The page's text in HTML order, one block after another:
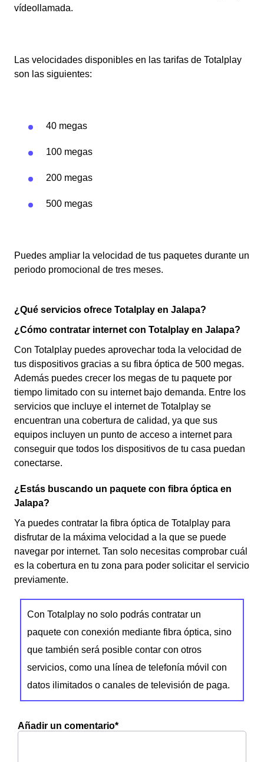
vídeollamada.
Las velocidades disponibles en las tarifas de Totalplay
son las siguientes:
40 megas
100 megas
200 megas
500 megas
Puedes ampliar la velocidad de tus paquetes durante un
periodo promocional de tres meses.
¿Qué servicios ofrece Totalplay en Jalapa?
¿Cómo contratar internet con Totalplay en Jalapa?
Con Totalplay puedes aprovechar toda la velocidad de
tus dispositivos gracias a su fibra óptica de 500 megas.
Además puedes crecer los megas de tu paquete por
tiempo limitado con su internet bajo demanda. Entre los
servicios que incluye el internet de Totalplay se
encuentran una cobertura de calidad, ya que sus
equipos incluyen un punto de acceso a internet para
conseguir que todos los dispositivos de tu casa puedan
conectarse.
¿Estás buscando un paquete con fibra óptica en
Jalapa?
Ya puedes contratar la fibra óptica de Totalplay para
disfrutar de la máxima velocidad a la que se puede
navegar por internet. Tan solo necesitas comprobar cuál
es la cobertura en tu zona para poder solicitar el servicio
previamente.
Con Totalplay no solo podrás contratar un
paquete con conexión mediante fibra óptica, sino
que también será posible contar con otros
servicios, como una línea de telefonía móvil con
datos ilimitados o canales de televisión de paga.
Añadir un comentario*